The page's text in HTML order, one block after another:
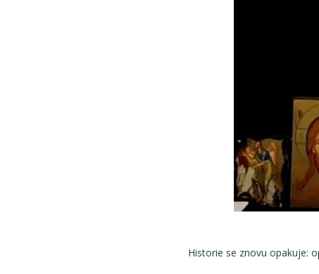
Historie se znovu opakuje: